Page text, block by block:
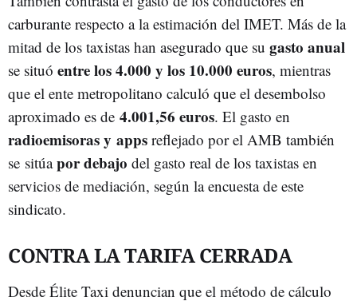
carburante respecto a la estimación del IMET. Más de la
mitad de los taxistas han asegurado que su gasto anual
se situó entre los 4.000 y los 10.000 euros, mientras
que el ente metropolitano calculó que el desembolso
aproximado es de 4.001,56 euros. El gasto en
radioemisoras y apps reflejado por el AMB también
se sitúapor debajo del gasto real de los taxistas en
servicios de mediación, según la encuesta de este
sindicato.
CONTRA LA TARIFA CERRADA
Desde Élite Taxi denuncian que el método de cálculo